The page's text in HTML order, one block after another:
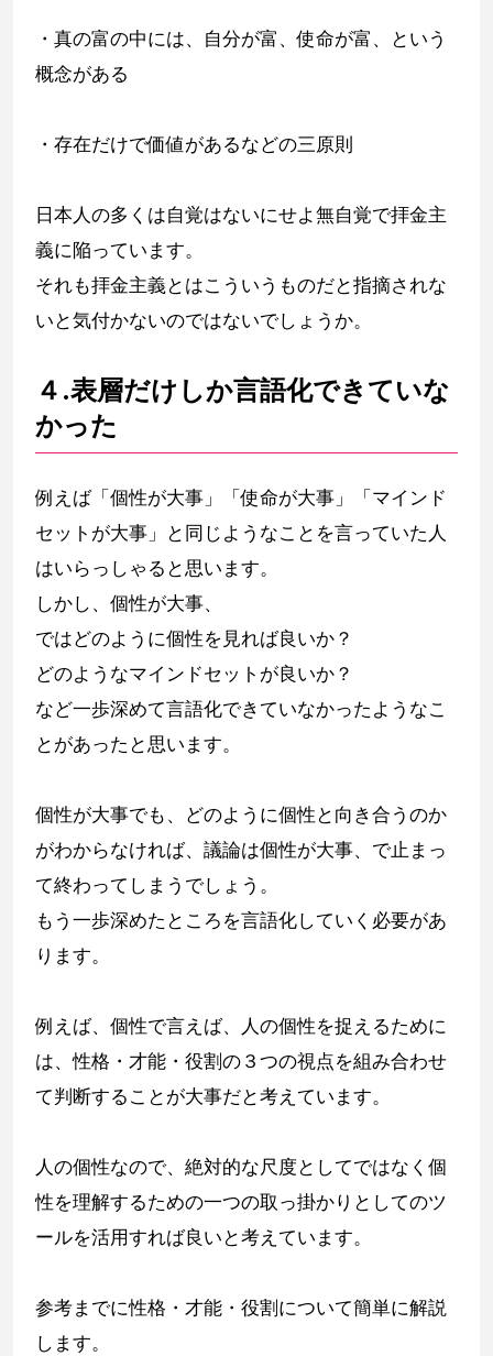
・真の富の中には、自分が富、使命が富、という
概念がある
・存在だけで価値があるなどの三原則
日本人の多くは自覚はないにせよ無自覚で拝金主
義に陥っています。
それも拝金主義とはこういうものだと指摘されな
いと気付かないのではないでしょうか。
４.表層だけしか言語化できていな
かった
例えば「個性が大事」「使命が大事」「マインド
セットが大事」と同じようなことを言っていた人
はいらっしゃると思います。
しかし、個性が大事、
ではどのように個性を見れば良いか？
どのようなマインドセットが良いか？
など一歩深めて言語化できていなかったようなこ
とがあったと思います。
個性が大事でも、どのように個性と向き合うのか
がわからなければ、議論は個性が大事、で止まっ
て終わってしまうでしょう。
もう一歩深めたところを言語化していく必要があ
ります。
例えば、個性で言えば、人の個性を捉えるために
は、性格・才能・役割の３つの視点を組み合わせ
て判断することが大事だと考えています。
人の個性なので、絶対的な尺度としてではなく個
性を理解するための一つの取っ掛かりとしてのツ
ールを活用すれば良いと考えています。
参考までに性格・才能・役割について簡単に解説
します。